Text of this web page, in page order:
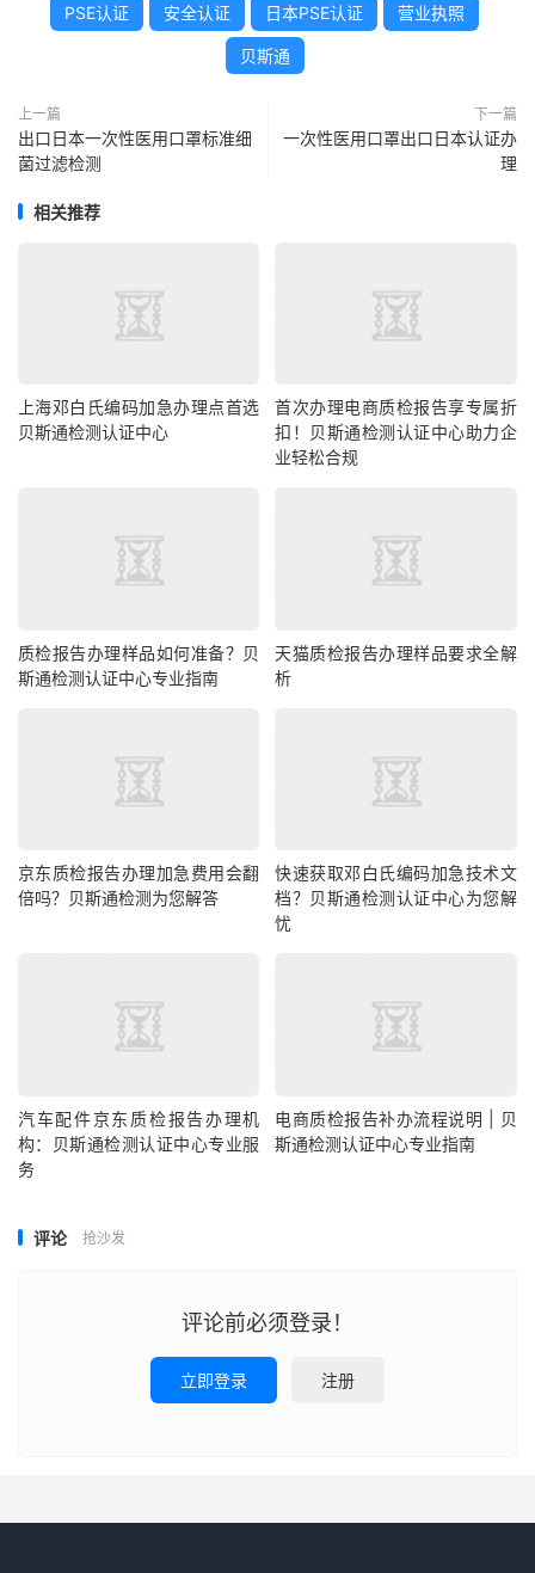
PSE认证 安全认证 日本PSE认证 营业执照
贝斯通
上一篇
出口日本一次性医用口罩标准细
菌过滤检测
下一篇
一次性医用口罩出口日本认证办
理
相关推荐
上海邓白氏编码加急办理点首选
贝斯通检测认证中心
首次办理电商质检报告享专属折
扣！贝斯通检测认证中心助力企
业轻松合规
质检报告办理样品如何准备？贝
斯通检测认证中心专业指南
天猫质检报告办理样品要求全解
析
京东质检报告办理加急费用会翻
倍吗？贝斯通检测为您解答
快速获取邓白氏编码加急技术文
档？贝斯通检测认证中心为您解
忧
汽车配件京东质检报告办理机
构：贝斯通检测认证中心专业服
务
电商质检报告补办流程说明 | 贝
斯通检测认证中心专业指南
评论 抢沙发
评论前必须登录！
立即登录 注册